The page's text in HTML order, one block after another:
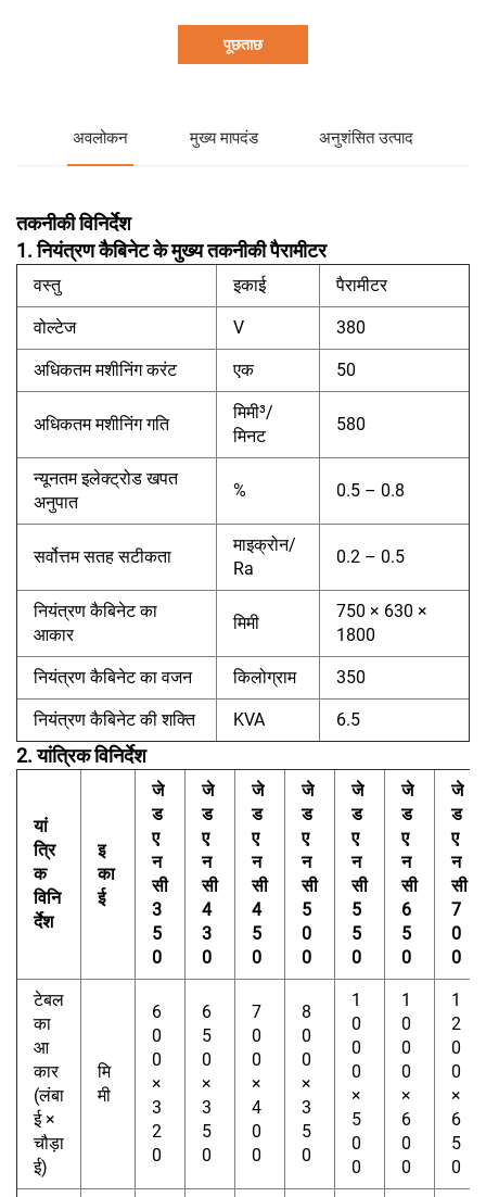
पूछताछ
अवलोकन मुख्य मापदंड अनुशंसित उत्पाद
तकनीकी विनिर्देश
1. नियंत्रण कैबिनेट के मुख्य तकनीकी पैरामीटर
वस्तु इकाई पैरामीटर
वोल्टेज V 380
अधिकतम मशीनिंग करंट एक 50
अधिकतम मशीनिंग गति
मिमी³/
मिनट
580
न्यूनतम इलेक्ट्रोड खपत
अनुपात
% 0.5 – 0.8
सर्वोत्तम सतह सटीकता
माइक्रोन/
Ra
0.2 – 0.5
नियंत्रण कैबिनेट का
आकार
मिमी
750 × 630 ×
1800
नियंत्रण कैबिनेट का वजन किलोग्राम 350
नियंत्रण कैबिनेट की शक्ति KVA 6.5
2. यांत्रिक विनिर्देश
यां
त्रि
क
विनि
र्देश
इ
का
ई
जे
ड
ए
न
सी
3
5
0
जे
ड
ए
न
सी
4
3
0
जे
ड
ए
न
सी
4
5
0
जे
ड
ए
न
सी
5
0
0
जे
ड
ए
न
सी
5
5
0
जे
ड
ए
न
सी
6
5
0
जे
ड
ए
न
सी
7
0
0
टेबल
का
आ
कार
(लंबा
ई ×
चौड़ा
ई)
मि
मी
6
0
0
×
3
2
0
6
5
0
×
3
5
0
7
0
0
×
4
0
0
8
0
0
×
3
5
0
1
0
0
0
×
5
0
0
1
0
0
0
×
6
0
0
1
2
0
0
×
6
5
0